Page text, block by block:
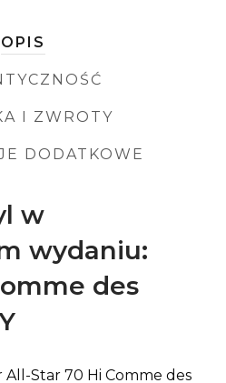
OPIS
I ZWROTY
DODATKOWE
w
wydaniu:
des
Star 70 Hi Comme des